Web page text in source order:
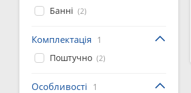
Банні (2)
Комплектація 1
Поштучно (2)
Особливості 1